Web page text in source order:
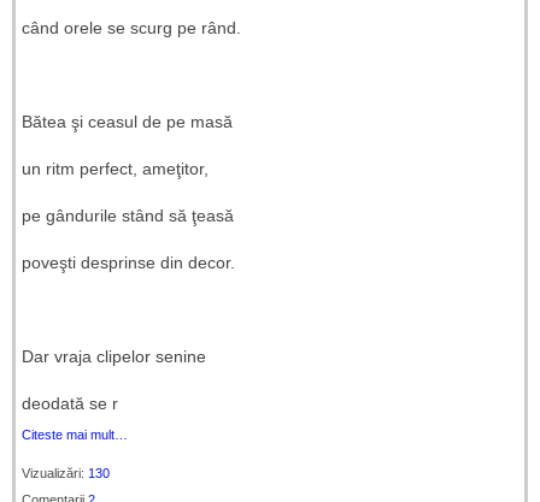
când orele se scurg pe rând.
Bătea şi ceasul de pe masă
un ritm perfect, ameţitor,
pe gândurile stând să ţeasă
poveşti desprinse din decor.
Dar vraja clipelor senine
deodată se r
Citeste mai mult…
Vizualizări: 130